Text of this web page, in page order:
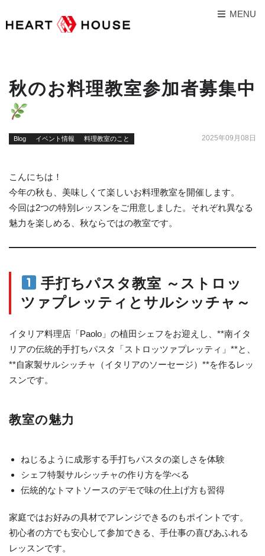
MENU
秋のお料理教室参加者募集中
Blog イベント情報 料理教室のこと 2025年09月08日
こんにちは！
今年の秋も、美味しくて楽しいお料理教室を開催します。
今回は2つの特別レッスンをご用意しました。それぞれ異なる
魅力を楽しめる、秋ならではの教室です。
手打ちパスタ教室 ～ストロッ
ツァプレッティとサルシッチャ～
イタリア料理店「Paolo」の植田シェフをお迎えし、**南イタ
リアの伝統的手打ちパスタ「ストロッツァプレッティ」**と、
**自家製サルシッチャ（イタリアのソーセージ）**を作るレッ
スンです。
教室の魅力
ねじるように成形する手打ちパスタの楽しさを体験
シェフ特製サルシッチャの作り方を学べる
伝統的なトマトソースのデモで味の仕上げ方も習得
家庭ではお好みの具材でアレンジできるのもポイントです。
初心者の方でも安心して参加できる、手仕事の喜びあふれる
レッスンです。